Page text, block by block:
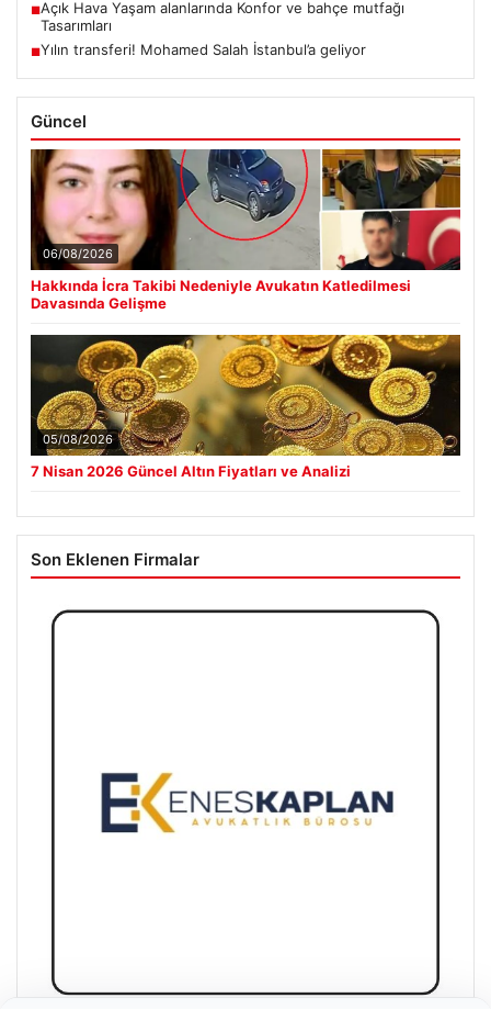
■Açık Hava Yaşam alanlarında Konfor ve bahçe mutfağı
Tasarımları
■Yılın transferi! Mohamed Salah İstanbul’a geliyor
Güncel
06/08/2026
Hakkında İcra Takibi Nedeniyle Avukatın Katledilmesi
Davasında Gelişme
05/08/2026
7 Nisan 2026 Güncel Altın Fiyatları ve Analizi
Son Eklenen Firmalar